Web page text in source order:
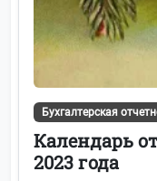
Бухгалтерская
Календарь
2023 года